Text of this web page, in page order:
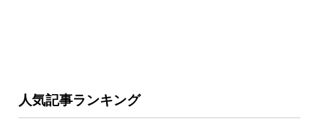
人気記事ランキング